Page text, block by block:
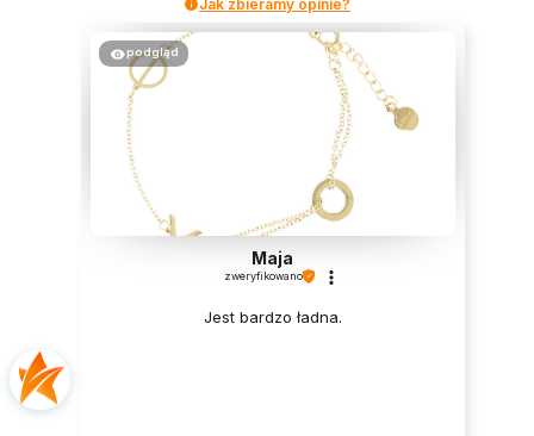
Jak zbieramy opinie?
podgląd
Maja
zweryfikowano
Jest bardzo ładna.